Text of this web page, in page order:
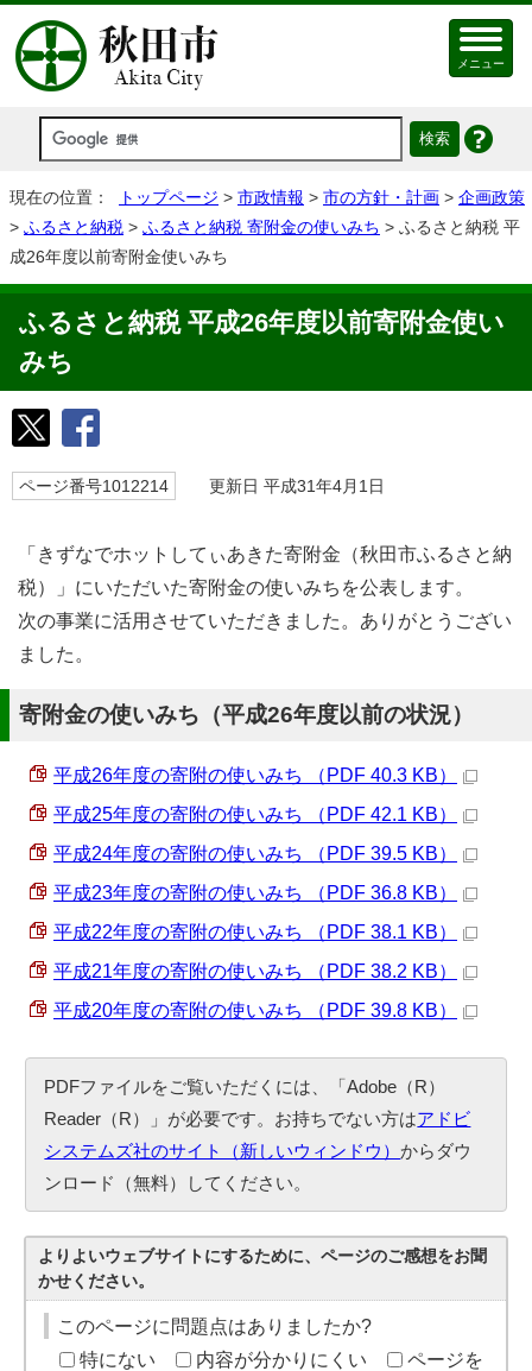
メニュー
現在の位置： トップページ > 市政情報 > 市の方針・計画 > 企画政策
> ふるさと納税 > ふるさと納税 寄附金の使いみち > ふるさと納税 平
成26年度以前寄附金使いみち
ふるさと納税 平成26年度以前寄附金使い
みち
ページ番号1012214 更新日 平成31年4月1日
「きずなでホットしてぃあきた寄附金（秋田市ふるさと納
税）」にいただいた寄附金の使いみちを公表します。
次の事業に活用させていただきました。ありがとうござい
ました。
寄附金の使いみち（平成26年度以前の状況）
平成26年度の寄附の使いみち （PDF 40.3 KB）
平成25年度の寄附の使いみち （PDF 42.1 KB）
平成24年度の寄附の使いみち （PDF 39.5 KB）
平成23年度の寄附の使いみち （PDF 36.8 KB）
平成22年度の寄附の使いみち （PDF 38.1 KB）
平成21年度の寄附の使いみち （PDF 38.2 KB）
平成20年度の寄附の使いみち （PDF 39.8 KB）
PDFファイルをご覧いただくには、「Adobe（R）
Reader（R）」が必要です。お持ちでない方はアドビ
システムズ社のサイト（新しいウィンドウ）からダウ
ンロード（無料）してください。
よりよいウェブサイトにするために、ページのご感想をお聞
かせください。
このページに問題点はありましたか?
特にない
内容が分かりにくい
ページを